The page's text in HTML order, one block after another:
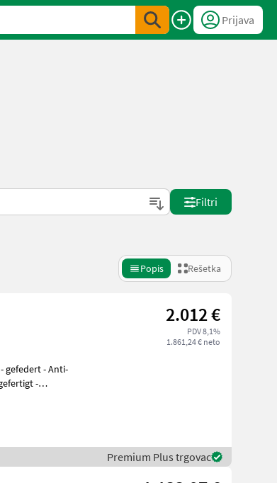
Prijava
Filtri
Popis Rešetka
2.012 €
PDV 8,1%
1.861,24 € neto
Premium Plus trgovac